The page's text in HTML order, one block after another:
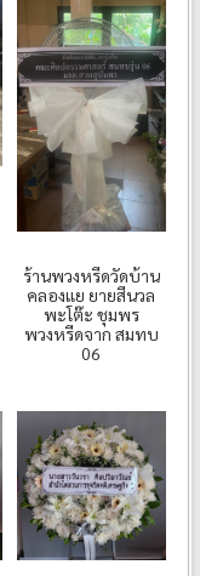
ร้านพวงหรีดวัดบ้าน
คลองแย ยายสีนวล
พะโต๊ะ ชุมพร
พวงหรีดจาก สมทบ
06